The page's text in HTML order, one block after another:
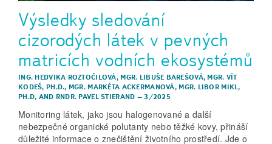
Výsledky sledování
cizorodých látek v pevných
matricích vodních ekosystémů
ING. HEDVIKA ROZTOČILOVÁ, MGR. LIBUŠE BAREŠOVÁ, MGR. VÍT
KODEŠ, PH.D., MGR. MARKÉTA ACKERMANOVÁ, MGR. LIBOR MIKL,
PH.D, AND RNDR. PAVEL STIERAND –3/2025
Monitoring látek, jako jsou halogenované a další
nebezpečné organické polutanty nebo těžké kovy, přináší
důležité informace o znečištění životního prostředí. Jde o